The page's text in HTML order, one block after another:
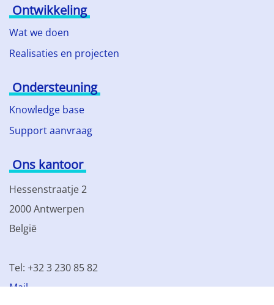
Ontwikkeling
Wat we doen
Realisaties en projecten
Ondersteuning
Knowledge base
Support aanvraag
Ons kantoor
Hessenstraatje 2
2000 Antwerpen
België
Tel: +32 3 230 85 82
Mail